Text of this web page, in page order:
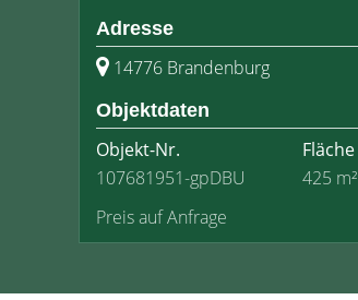
Adresse
14776 Brandenburg
Objektdaten
Objekt-Nr.
107681951-gpDBU
Fläche
425 m²
Preis auf Anfrage